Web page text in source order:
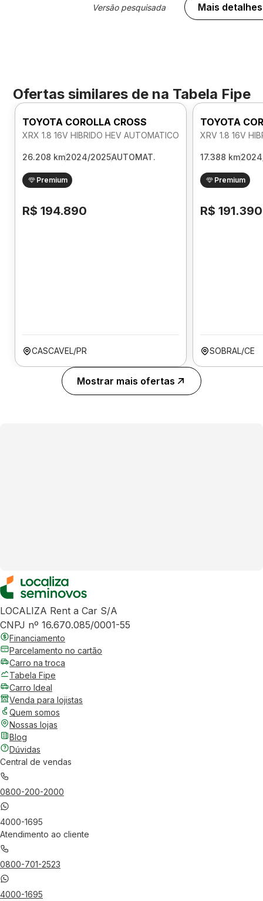
Versão pesquisada Mais detalhes
Ofertas similares de na Tabela Fipe
TOYOTA COROLLA CROSS
XRX 1.8 16V HIBRIDO HEV AUTOMATICO
26.208 km2024/2025AUTOMAT.
Premium
R$ 194.890
CASCAVEL/PR
TOYOTA
XRV 1.8 16V
17.388 km
Premium
R$ 191.390
SOBRAL/CE
Mostrar mais ofertas
LOCALIZA Rent a Car S/A
CNPJ nº 16.670.085/0001-55
Financiamento
Parcelamento no cartão
Carro na troca
Tabela Fipe
Carro Ideal
Venda para lojistas
Quem somos
Nossas lojas
Blog
Dúvidas
Central de vendas
0800-200-2000
4000-1695
Atendimento ao cliente
0800-701-2523
4000-1695